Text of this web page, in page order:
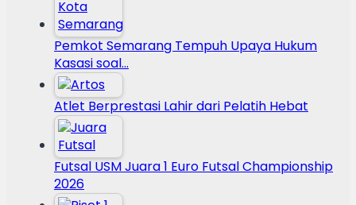
Pemkot Semarang Tempuh Upaya Hukum
Kasasi soal…
Atlet Berprestasi Lahir dari Pelatih Hebat
Futsal USM Juara 1 Euro Futsal Championship
2026